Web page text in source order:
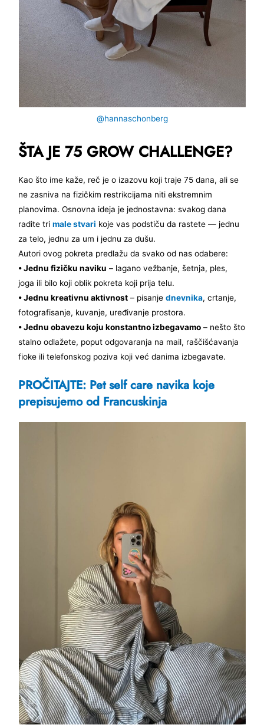
@hannaschonberg
ŠTA JE 75 GROW CHALLENGE?
Kao što ime kaže, reč je o izazovu koji traje 75 dana, ali se
ne zasniva na fizičkim restrikcijama niti ekstremnim
planovima. Osnovna ideja je jednostavna: svakog dana
radite trimale stvari koje vas podstiču da rastete — jednu
za telo, jednu za um i jednu za dušu.
Autori ovog pokreta predlažu da svako od nas odabere:
• Jednu fizičku naviku – lagano vežbanje, šetnja, ples,
joga ili bilo koji oblik pokreta koji prija telu.
• Jednu kreativnu aktivnost – pisanjednevnika, crtanje,
fotografisanje, kuvanje, uređivanje prostora.
• Jednu obavezu koju konstantno izbegavamo – nešto što
stalno odlažete, poput odgovaranja na mail, raščišćavanja
fioke ili telefonskog poziva koji već danima izbegavate.
PROČITAJTE: Pet self care navika koje
prepisujemo od Francuskinja